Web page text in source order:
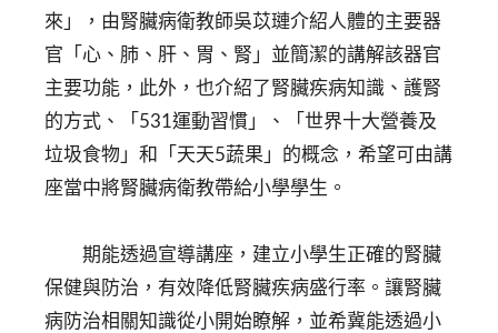
來」，由腎臟病衛教師吳苡璉介紹人體的主要器
官「心、肺、肝、胃、腎」並簡潔的講解該器官
主要功能，此外，也介紹了腎臟疾病知識、護腎
的方式、「531運動習慣」、「世界十大營養及
垃圾食物」和「天天5蔬果」的概念，希望可由講
座當中將腎臟病衛教帶給小學學生。
期能透過宣導講座，建立小學生正確的腎臟
保健與防治，有效降低腎臟疾病盛行率。讓腎臟
病防治相關知識從小開始瞭解，並希冀能透過小